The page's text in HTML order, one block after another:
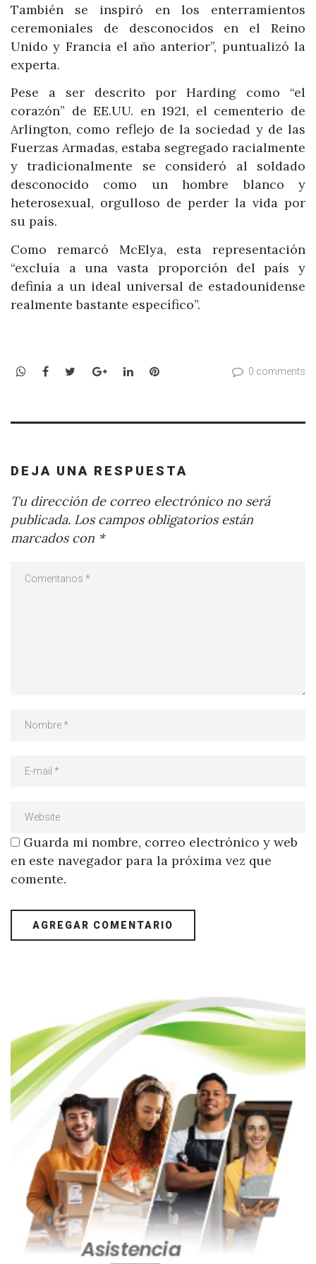
También se inspiró en los enterramientos
ceremoniales de desconocidos en el Reino
Unido y Francia el año anterior”, puntualizó la
experta.
Pese a ser descrito por Harding como “el
corazón” de EE.UU. en 1921, el cementerio de
Arlington, como reflejo de la sociedad y de las
Fuerzas Armadas, estaba segregado racialmente
y tradicionalmente se consideró al soldado
desconocido como un hombre blanco y
heterosexual, orgulloso de perder la vida por
su país.
Como remarcó McElya, esta representación
“excluía a una vasta proporción del país y
definía a un ideal universal de estadounidense
realmente bastante específico”.
WhatsApp
Facebook
TwitterGoogle+LinkedInPinterest 0 comments
DEJA UNA RESPUESTA
Tu dirección de correo electrónico no será
publicada. Los campos obligatorios están
marcados con *
Guarda mi nombre, correo electrónico y web
en este navegador para la próxima vez que
comente.